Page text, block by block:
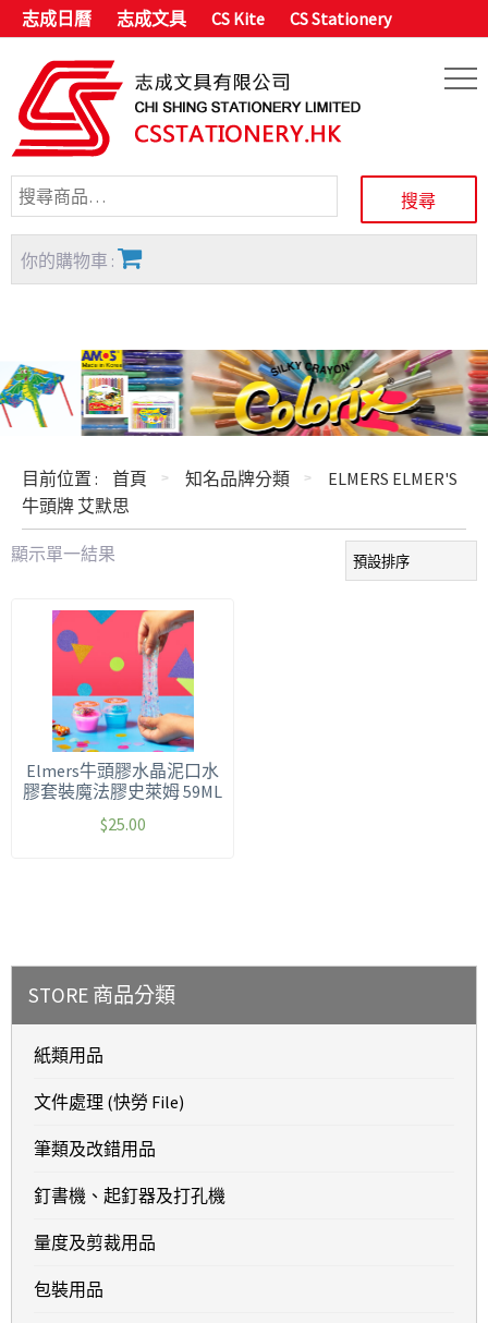
志成日曆 志成文具 CS Kite CS Stationery
你的購物車 :
目前位置 : 首頁 知名品牌分類
ELMERS ELMER'S
牛頭牌 艾默思
顯示單一結果
Elmers牛頭膠水晶泥口水
膠套裝魔法膠史萊姆 59ML
$25.00
STORE 商品分類
紙類用品
文件處理 (快勞 File)
筆類及改錯用品
釘書機、起釘器及打孔機
量度及剪裁用品
包裝用品